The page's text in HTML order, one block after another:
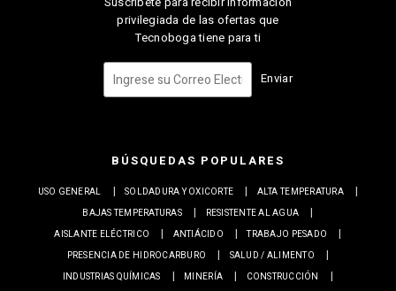
privilegiada de las ofertas que
Tecnoboga tiene para ti
Enviar
BÚSQUEDAS POPULARES
USO GENERAL SOLDADURA Y OXICORTE
ALTA TEMPERATURA
BAJAS TEMPERATURAS
RESISTENTE AL AGUA
AISLANTE ELÉCTRICO
ANTIÁCIDO
TRABAJO PESADO
PRESENCIA DE HIDROCARBURO
SALUD / ALIMENTO
INDUSTRIAS QUÍMICAS
MINERÍA
CONSTRUCCIÓN